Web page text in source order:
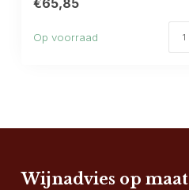
Op voorraad
Wijnadvies op maat